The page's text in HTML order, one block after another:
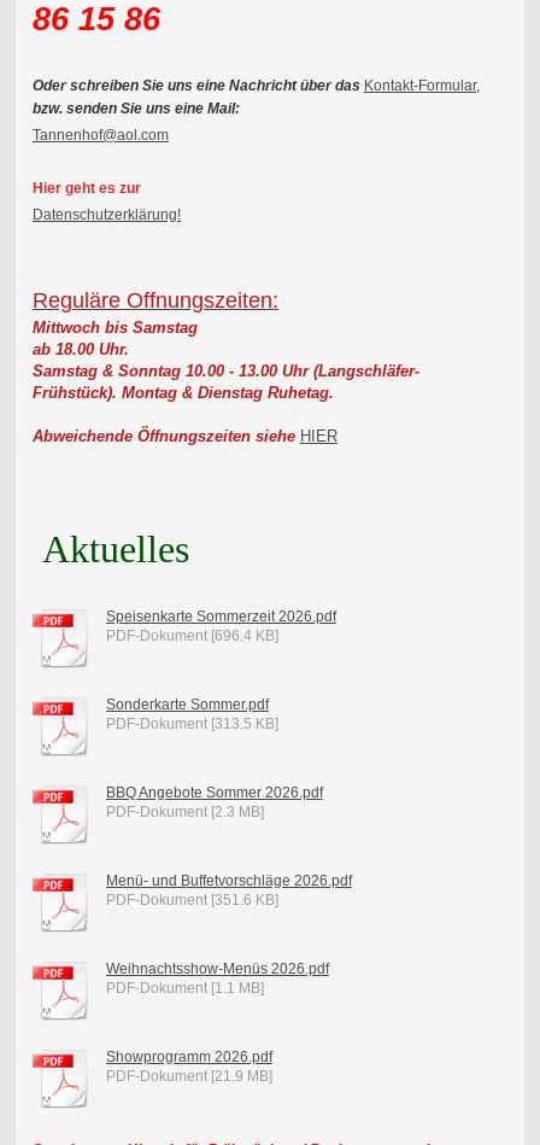
86 15 86
Oder schreiben Sie uns eine Nachricht über das Kontakt-Formular,
bzw. senden Sie uns eine Mail:
Tannenhof@aol.com
Hier geht es zur
Datenschutzerklärung!
Reguläre Offnungszeiten:
Mittwoch bis Samstag
ab 18.00 Uhr.
Samstag & Sonntag 10.00 - 13.00 Uhr (Langschläfer-
Frühstück). Montag & Dienstag Ruhetag.
Abweichende Öffnungszeiten siehe HIER
Aktuelles
Speisenkarte Sommerzeit 2026.pdf
PDF-Dokument [696.4 KB]
Sonderkarte Sommer.pdf
PDF-Dokument [313.5 KB]
BBQ Angebote Sommer 2026.pdf
PDF-Dokument [2.3 MB]
Menü- und Buffetvorschläge 2026.pdf
PDF-Dokument [351.6 KB]
Weihnachtsshow-Menüs 2026.pdf
PDF-Dokument [1.1 MB]
Showprogramm 2026.pdf
PDF-Dokument [21.9 MB]